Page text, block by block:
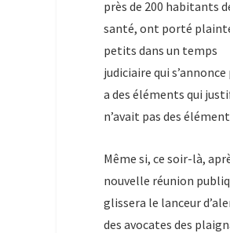
près de 200 habitants
santé, ont porté
petits dans un temps
judiciaire qui
a des éléments qui
n’avait pas des
Même si, ce soir-là,
nouvelle réunion
glissera le lanceur
des avocates des